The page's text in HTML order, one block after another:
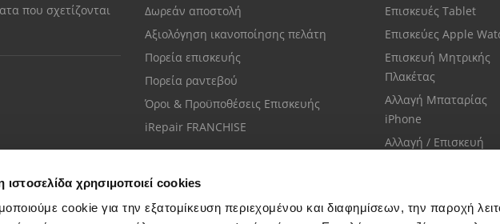
ιστοσελίδα χρησιμοποιεί cookies
cookie για την εξατομίκευση περιεχομένου και διαφημίσεων, την παροχή
που σχετίζονται
Δωρεάν αποστολή
Αξιολόγηση ικανοποίησης πελάτη
Πορεία επισκευής
Πορεία ραντεβού
Όροι & Προϋποθέσεις Επισκευής
iRepair FRANCHISE
Επισκευές Tablet
Επισκεύες Apple
Επισκευή Μητρικής
Πλακέτας
Αλλαγή Μπαταρίας
iPhone
Αλλαγή / Επισκευή